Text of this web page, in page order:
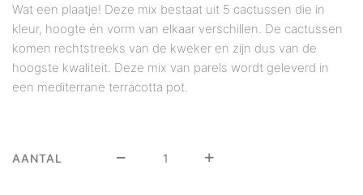
Wat een plaatje! Deze mix bestaat uit 5 cactussen die in
kleur, hoogte én vorm van elkaar verschillen. De cactussen
komen rechtstreeks van de kweker en zijn dus van de
hoogste kwaliteit. Deze mix van parels wordt geleverd in
een mediterrane terracotta pot.
AANTAL